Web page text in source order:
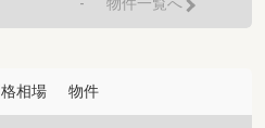
- 物件一覧へ
相場 物件